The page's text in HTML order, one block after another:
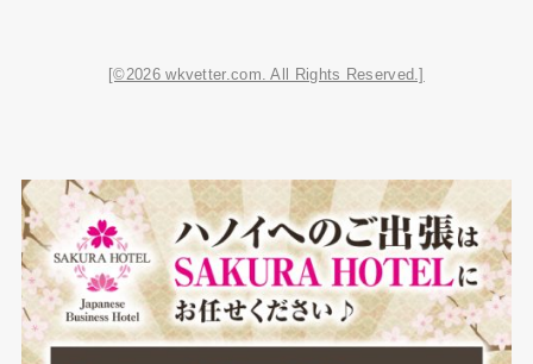
[©2026 wkvetter.com. All Rights Reserved.]